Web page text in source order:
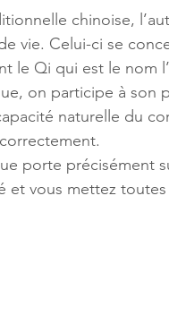
chinoise,
vie. Celui-ci se
le Qi qui est le nom
on participe à son
naturelle du
porte précisément
et vous mettez